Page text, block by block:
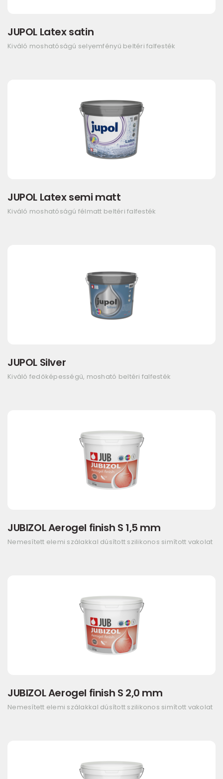
JUPOL Latex satin
Kiváló moshatóságú selyemfényű beltéri falfesték
JUPOL Latex semi matt
Kiváló moshatóságú félmatt beltéri falfesték
JUPOL Silver
Kiváló fedőképességű, mosható beltéri falfesték
JUBIZOL Aerogel finish S 1,5 mm
Nemesített elemi szálakkal dúsított szilikonos simított vakolat
JUBIZOL Aerogel finish S 2,0 mm
Nemesített elemi szálakkal dúsított szilikonos simított vakolat